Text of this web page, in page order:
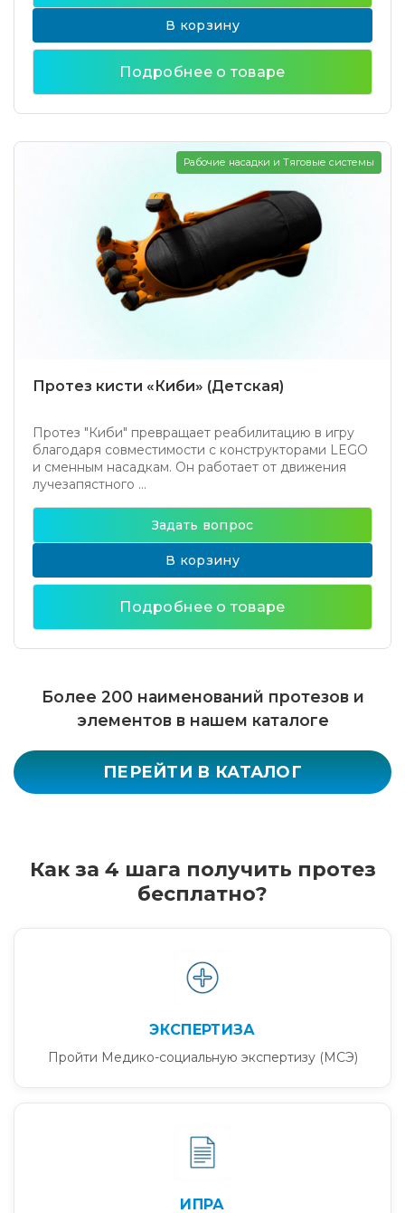
В корзину
Подробнее о товаре
Протез кисти «Киби» (Детская)
Протез "Киби" превращает реабилитацию в игру
благодаря совместимости с конструкторами LEGO
и сменным насадкам. Он работает от движения
лучезапястного ...
Рабочие насадки и Тяговые системы
Задать вопрос
В корзину
Подробнее о товаре
Более 200 наименований протезов и
элементов в нашем каталоге
ПЕРЕЙТИ В КАТАЛОГ
Как за 4 шага получить протез
бесплатно?
ЭКСПЕРТИЗА
Пройти Медико-социальную экспертизу (МСЭ)
ИПРА